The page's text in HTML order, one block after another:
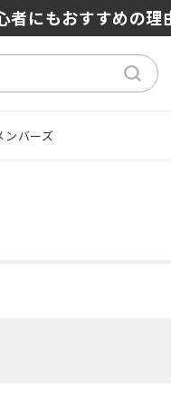
者にもおすすめの理
ンバーズ